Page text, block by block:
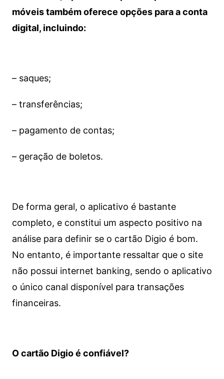
móveis também oferece opções para a conta
digital, incluindo:
– saques;
– transferências;
– pagamento de contas;
– geração de boletos.
De forma geral, o aplicativo é bastante
completo, e constitui um aspecto positivo na
análise para definir se o cartão Digio é bom.
No entanto, é importante ressaltar que o site
não possui internet banking, sendo o aplicativo
o único canal disponível para transações
financeiras.
O cartão Digio é confiável?